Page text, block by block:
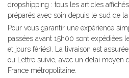
dropshipping : tous les articles
préparés avec soin depuis le sud de la
Pour vous garantir une expérience
passées avant 15h00 sont expédiées
et jours fériés). La livraison est
ou Lettre suivie, avec un délai moyen
France métropolitaine.